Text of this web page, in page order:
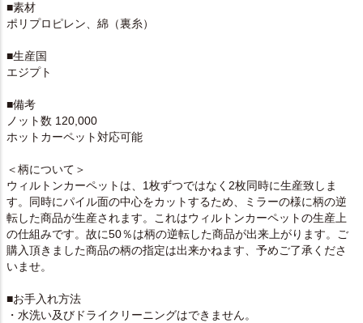
■素材
ポリプロピレン、綿（裏糸）
■生産国
エジプト
■備考
ノット数 120,000
ホットカーペット対応可能
＜柄について＞
ウィルトンカーペットは、1枚ずつではなく2枚同時に生産致しま
す。同時にパイル面の中心をカットするため、ミラーの様に柄の逆
転した商品が生産されます。これはウィルトンカーペットの生産上
の仕組みです。故に50％は柄の逆転した商品が出来上がります。ご
購入頂きました商品の柄の指定は出来かねます、予めご了承くださ
いませ。
■お手入れ方法
・水洗い及びドライクリーニングはできません。